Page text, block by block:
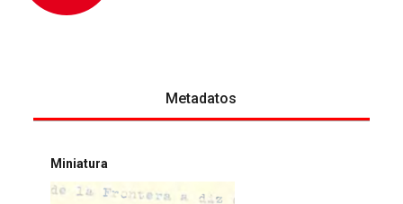
Metadatos
Miniatura